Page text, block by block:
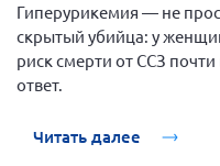
Гиперурикемия — не
скрытый убийца: у
риск смерти от ССЗ
ответ.
Читать далее